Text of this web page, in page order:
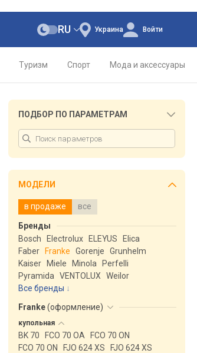
Украина
RU Войти
Туризм Спорт Мода и аксессуары
ПОДБОР ПО ПАРАМЕТРАМ
МОДЕЛИ
в продаже все
Бренды
Bosch
Electrolux ELEYUS
Elica
Faber
Franke Gorenje
Grunhelm
Kaiser
Miele Minola
Perfelli
Pyramida
VENTOLUX
Weilor
Все бренды
Franke(оформление)
купольная
BK 70 FCO 70 OA
FCO 70 ON
FCO 70 ON
FJO 624 XS
FJO 624 XS